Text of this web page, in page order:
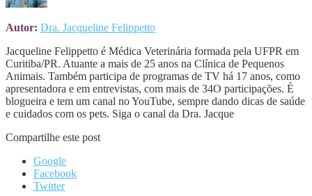
Autor: Dra. Jacqueline Felippetto
Jacqueline Felippetto é Médica Veterinária formada pela UFPR em
Curitiba/PR. Atuante a mais de 25 anos na Clínica de Pequenos
Animais. Também participa de programas de TV há 17 anos, como
apresentadora e em entrevistas, com mais de 34O participações. É
blogueira e tem um canal no YouTube, sempre dando dicas de saúde
e cuidados com os pets. Siga o canal da Dra. Jacque
Compartilhe este post
Google
Facebook
Twitter